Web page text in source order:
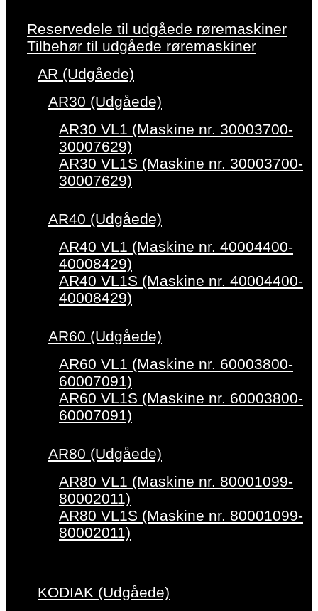
Reservedele til udgåede røremaskiner
Tilbehør til udgåede røremaskiner
AR (Udgåede)
AR30 (Udgåede)
AR30 VL1 (Maskine nr. 30003700-
30007629)
AR30 VL1S (Maskine nr. 30003700-
30007629)
AR40 (Udgåede)
AR40 VL1 (Maskine nr. 40004400-
40008429)
AR40 VL1S (Maskine nr. 40004400-
40008429)
AR60 (Udgåede)
AR60 VL1 (Maskine nr. 60003800-
60007091)
AR60 VL1S (Maskine nr. 60003800-
60007091)
AR80 (Udgåede)
AR80 VL1 (Maskine nr. 80001099-
80002011)
AR80 VL1S (Maskine nr. 80001099-
80002011)
KODIAK (Udgåede)